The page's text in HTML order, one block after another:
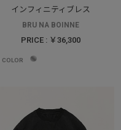
インフィニティブレス
BRU NA BOINNE
PRICE : ￥36,300
COLOR